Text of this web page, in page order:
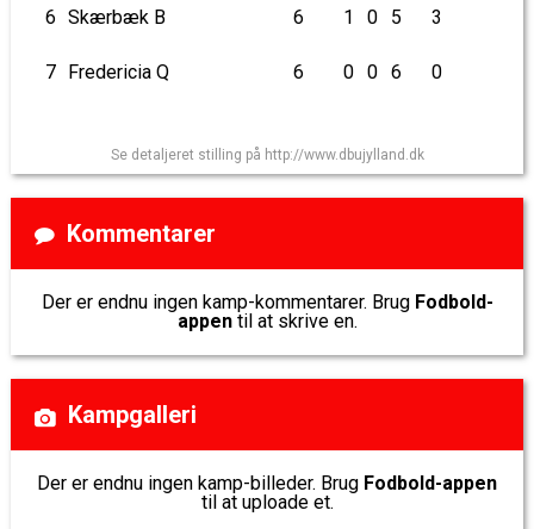
6 Skærbæk B 6 1 0 5 3
7 Fredericia Q 6 0 0 6 0
Se detaljeret stilling på http://www.dbujylland.dk
Kommentarer
Der er endnu ingen kamp-kommentarer. Brug Fodbold-
appentil at skrive en.
Kampgalleri
Der er endnu ingen kamp-billeder. Brug Fodbold-appen
til at uploade et.